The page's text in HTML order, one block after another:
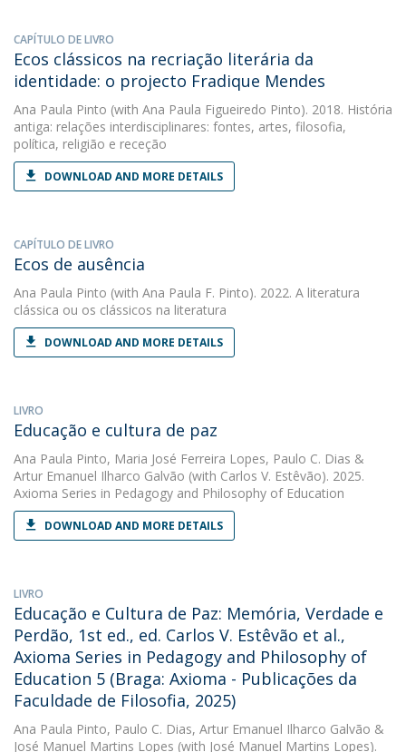
CAPÍTULO DE LIVRO
Ecos clássicos na recriação literária da
identidade: o projecto Fradique Mendes
Ana Paula Pinto (with Ana Paula Figueiredo Pinto). 2018. História
antiga: relações interdisciplinares: fontes, artes, filosofia,
política, religião e receção
DOWNLOAD AND MORE DETAILS
CAPÍTULO DE LIVRO
Ecos de ausência
Ana Paula Pinto (with Ana Paula F. Pinto). 2022. A literatura
clássica ou os clássicos na literatura
DOWNLOAD AND MORE DETAILS
LIVRO
Educação e cultura de paz
Ana Paula Pinto, Maria José Ferreira Lopes, Paulo C. Dias &
Artur Emanuel Ilharco Galvão (with Carlos V. Estêvão). 2025.
Axioma Series in Pedagogy and Philosophy of Education
DOWNLOAD AND MORE DETAILS
LIVRO
Educação e Cultura de Paz: Memória, Verdade e
Perdão, 1st ed., ed. Carlos V. Estêvão et al.,
Axioma Series in Pedagogy and Philosophy of
Education 5 (Braga: Axioma - Publicações da
Faculdade de Filosofia, 2025)
Ana Paula Pinto, Paulo C. Dias, Artur Emanuel Ilharco Galvão &
José Manuel Martins Lopes (with José Manuel Martins Lopes).